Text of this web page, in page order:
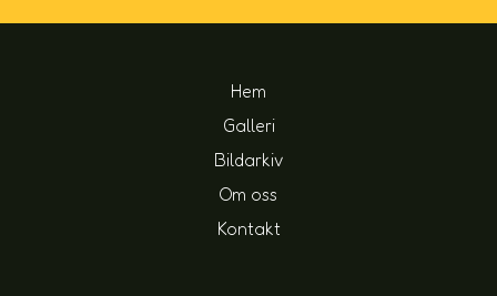
Hem
Galleri
Bildarkiv
Om oss
Kontakt